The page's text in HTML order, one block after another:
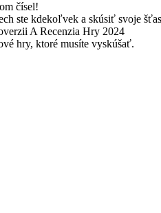
čísel!
ste kdekoľvek a skúsiť svoje
A Recenzia Hry 2024
hry, ktoré musíte vyskúšať.